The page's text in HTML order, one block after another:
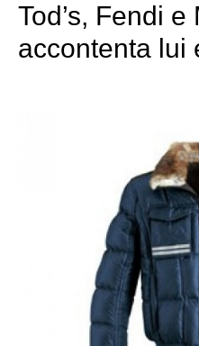
Tod’s, Fendi e
accontenta lui